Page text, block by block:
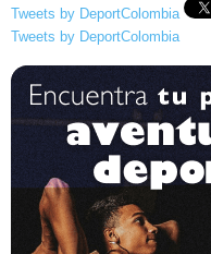
Tweets by DeportColombia
Tweets by DeportColombia